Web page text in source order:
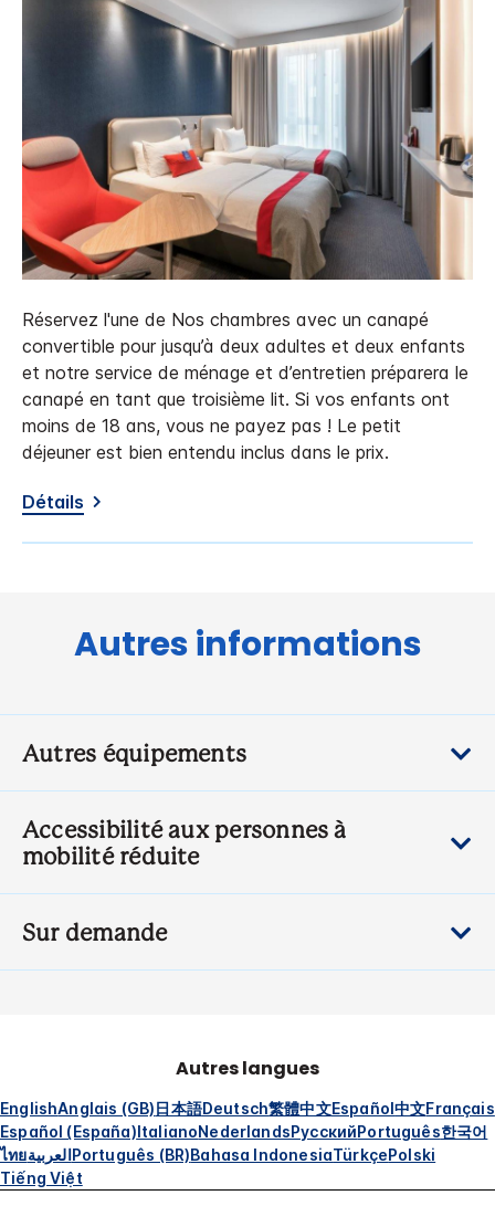
Réservez l'une de Nos chambres avec un canapé
convertible pour jusqu’à deux adultes et deux enfants
et notre service de ménage et d’entretien préparera le
canapé en tant que troisième lit. Si vos enfants ont
moins de 18 ans, vous ne payez pas ! Le petit
déjeuner est bien entendu inclus dans le prix.
Détails
Autres informations
Autres équipements
Accessibilité aux personnes à
mobilité réduite
Sur demande
Autres langues
EnglishAnglais (GB)日本語Deutsch繁體中文Español中文Français
Español (España)ItalianoNederlandsРусскийPortuguês한국어
ไทยالعربيةPortuguês (BR)Bahasa IndonesiaTürkçePolski
Tiếng Việt